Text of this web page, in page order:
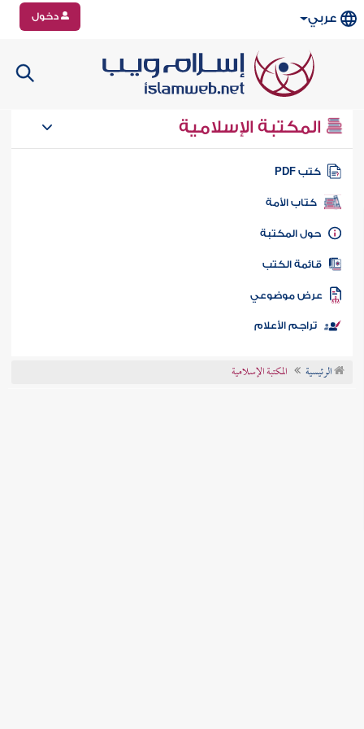
عربي دخول
المكتبة الإسلامية
كتب PDF
كتاب الأمة
المكتبة
الكتب
موضوعي
تراجم الأعلام
الرئيسية المكتبة الإسلامية